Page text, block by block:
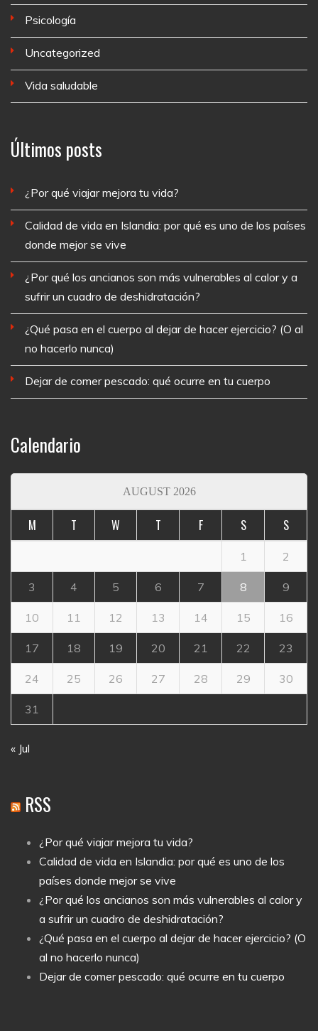
Psicología
Uncategorized
Vida saludable
Últimos posts
¿Por qué viajar mejora tu vida?
Calidad de vida en Islandia: por qué es uno de los países
donde mejor se vive
¿Por qué los ancianos son más vulnerables al calor y a
sufrir un cuadro de deshidratación?
¿Qué pasa en el cuerpo al dejar de hacer ejercicio? (O al
no hacerlo nunca)
Dejar de comer pescado: qué ocurre en tu cuerpo
Calendario
AUGUST 2026
M T W T F S S
1 2
3 4 5 6 7 8 9
10 11 12 13 14 15 16
17 18 19 20 21 22 23
24 25 26 27 28 29 30
31
« Jul
RSS
¿Por qué viajar mejora tu vida?
Calidad de vida en Islandia: por qué es uno de los
países donde mejor se vive
¿Por qué los ancianos son más vulnerables al calor y
a sufrir un cuadro de deshidratación?
¿Qué pasa en el cuerpo al dejar de hacer ejercicio? (O
al no hacerlo nunca)
Dejar de comer pescado: qué ocurre en tu cuerpo